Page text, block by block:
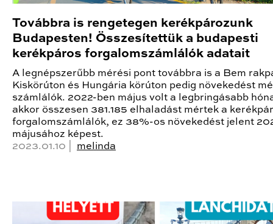
Továbbra is rengetegen kerékpározunk
Budapesten! Összesítettük a budapesti
kerékpáros forgalomszámlálók adatait
A legnépszerűbb mérési pont továbbra is a Bem
Kiskörúton és Hungária körúton pedig növekedést
számlálók. 2022-ben május volt a legbringásabb
akkor összesen 381.185 elhaladást mértek a
forgalomszámlálók, ez 38%-os növekedést jelent
májusához képest.
2023.01.10 | melinda